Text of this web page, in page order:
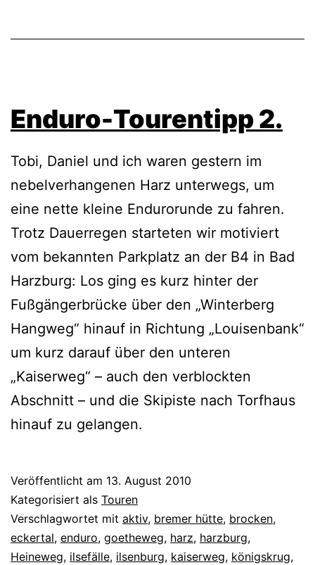
Enduro-Tourentipp 2.
Tobi, Daniel und ich waren gestern im
nebelverhangenen Harz unterwegs, um
eine nette kleine Endurorunde zu fahren.
Trotz Dauerregen starteten wir motiviert
vom bekannten Parkplatz an der B4 in Bad
Harzburg: Los ging es kurz hinter der
Fußgängerbrücke über den „Winterberg
Hangweg“ hinauf in Richtung „Louisenbank“
um kurz darauf über den unteren
„Kaiserweg“ – auch den verblockten
Abschnitt – und die Skipiste nach Torfhaus
hinauf zu gelangen.
Veröffentlicht am 13. August 2010
Kategorisiert als Touren
Verschlagwortet mit aktiv, bremer hütte, brocken,
eckertal, enduro, goetheweg, harz, harzburg,
Heineweg, ilsefälle, ilsenburg, kaiserweg, königskrug,